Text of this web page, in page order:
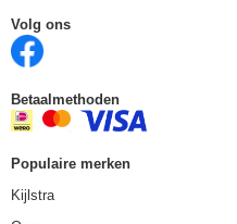
Volg ons
Betaalmethoden
Populaire merken
Kijlstra